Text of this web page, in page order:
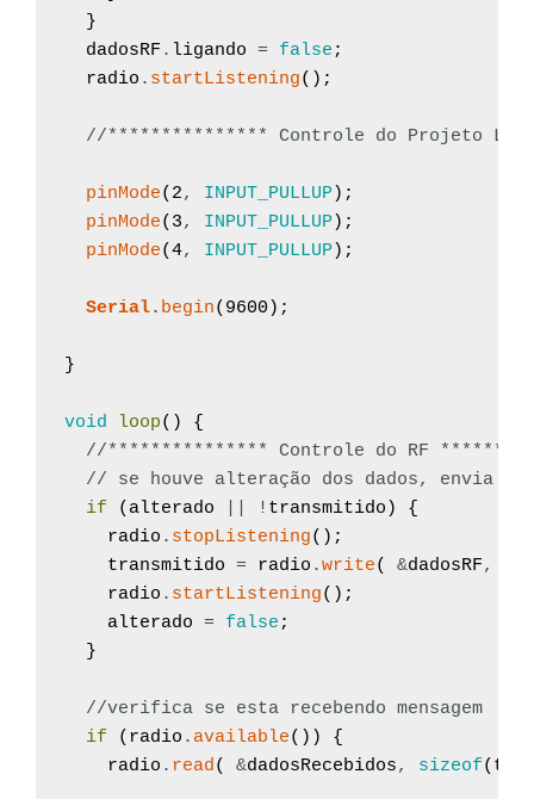
}
dadosRF . ligando = false ;
radio . startListening( ) ;
//*************** Controle do Projeto
pinMode( 2, INPUT_PULLUP) ;
pinMode( 3, INPUT_PULLUP) ;
pinMode(4, INPUT_PULLUP) ;
Serial. begin( 9600 ) ;
}
void loop( )
{
//*************** Controle do RF
// se houve alteração dos dados, envia
if
( alterado ! transmitido )
{
radio . stopListening( ) ;
transmitido = radio .write( &dadosRF,
radio . startListening( ) ;
alterado = false ;
}
//verifica se esta recebendo mensagem
if
( radio . available( ) )
{
radio . read( &dadosRecebidos, sizeof(